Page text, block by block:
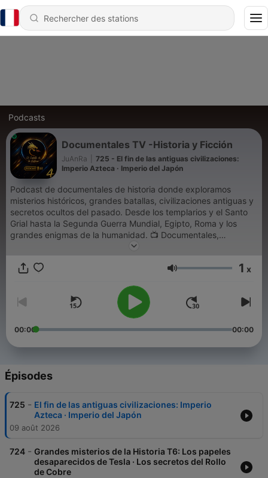
Podcasts
Documentales TV -Historia y Ficción
JuAnRa
725 - El fin de las antiguas civilizaciones:
Imperio Azteca · Imperio del Japón
Podcast de documentales de historia donde exploramos
misterios históricos, grandes batallas, civilizaciones antiguas y
secretos ocultos del pasado. Desde los templarios y el Santo
Grial hasta la Segunda Guerra Mundial, Egipto, Roma y los
grandes enigmas de la humanidad. 📺 Documentales,
se publican sin importar que sean de Derechas o izquierdas ,
Volume 1 x
00:00 00:00
Épisodes
725 - El fin de las antiguas civilizaciones: Imperio
Azteca · Imperio del Japón
09 août 2026
724 - Grandes misterios de la Historia T6: Los papeles
desaparecidos de Tesla · Los secretos del Rollo
de Cobre